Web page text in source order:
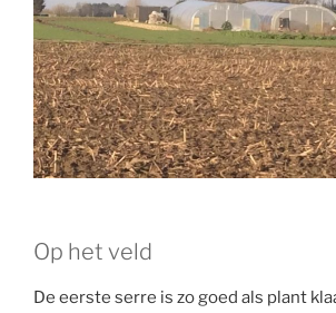
Op het veld
De eerste serre is zo goed als plant